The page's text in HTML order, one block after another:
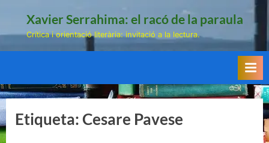
Xavier Serrahima: el racó de la paraula
Crítica i orientació literària: invitació a la lectura.
Etiqueta:Cesare Pavese